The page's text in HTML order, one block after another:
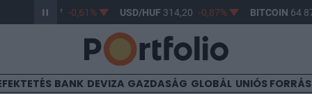
363,17 -0,61% USD/HUF314,20 -0,87% BITCOIN64
BANK DEVIZA GAZDASÁG GLOBÁL UNIÓS